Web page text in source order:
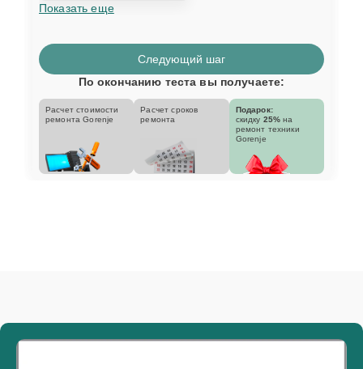
Показать еще
Следующий шаг
По окончанию теста вы получаете:
Расчет стоимости
ремонта Gorenje
Расчет сроков
ремонта
Подарок:
скидку 25% на
ремонт техники
Gorenje